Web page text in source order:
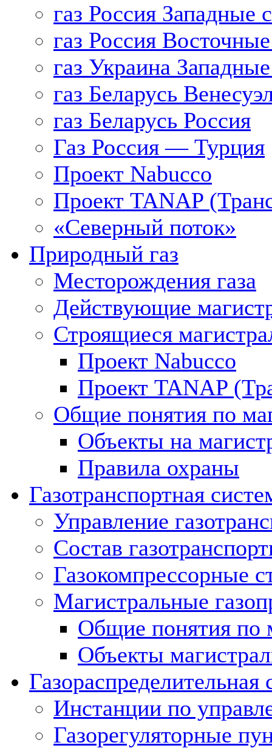
газ Россия Западные
газ Россия
газ Украина
газ Беларусь
газ Беларусь Россия
Газ Россия — Турция
Проект Nabucco
Проект TANAP
«Северный поток»
Природный газ
Месторождения газа
Действующие
Строящиеся
Проект Nabucco
Проект TANAP
Общие понятия по
Объекты на
Правила охраны
Газотранспортная
Управление
Состав
Газокомпрессорные
Магистральные
Общие понятия по
Объекты
Газораспределительная
Инстанции по
Газорегуляторные